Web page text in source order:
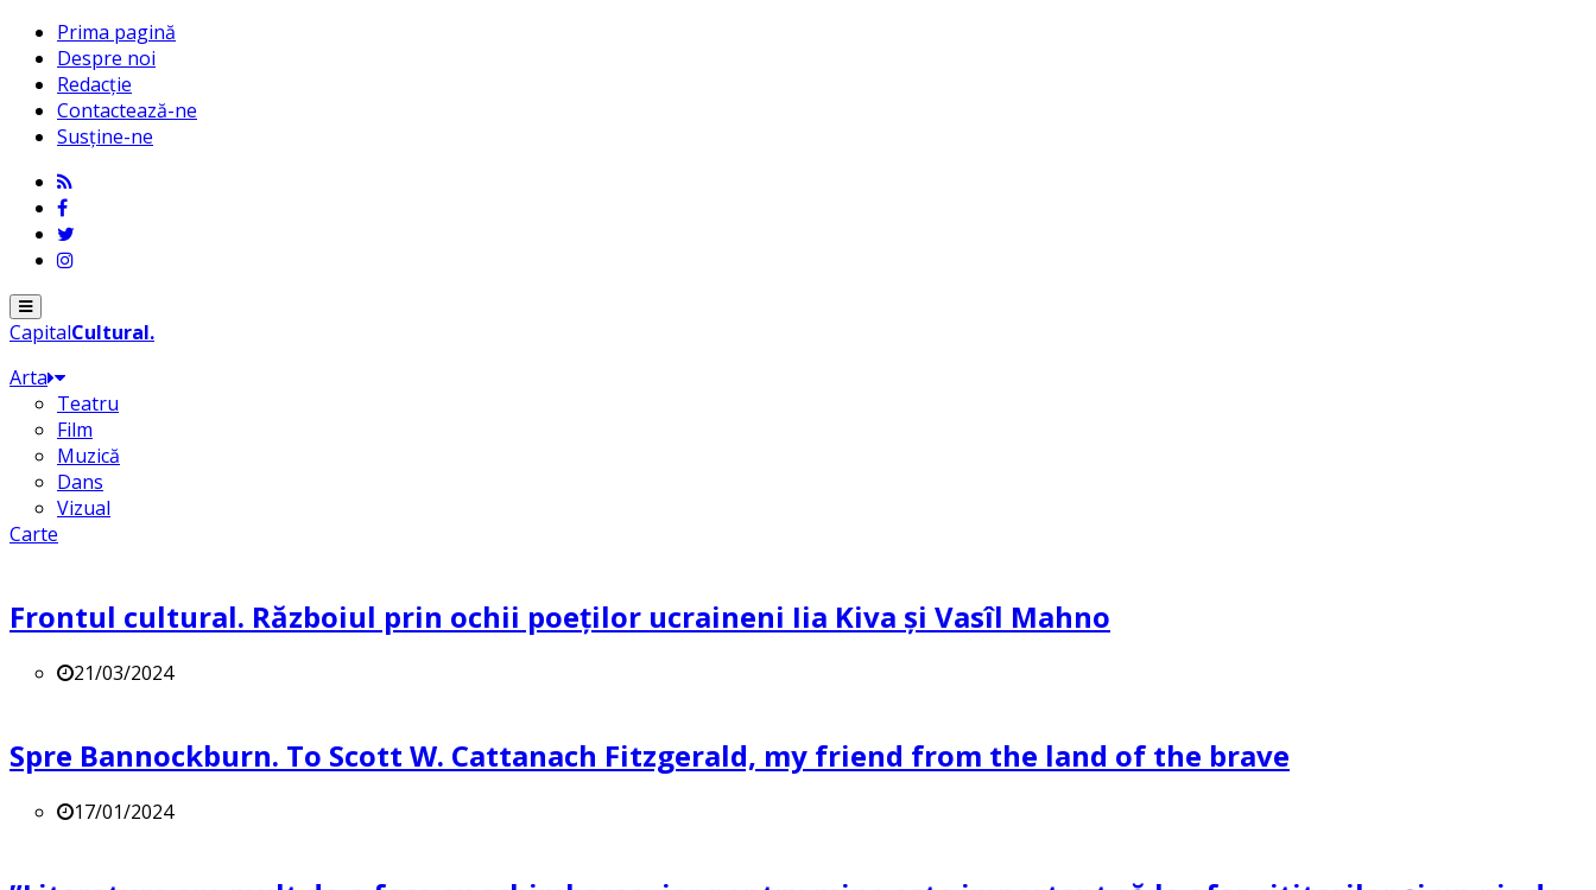
Prima pagină
Despre noi
Redacție
Contactează-ne
Susține-ne
Menu
CapitalCultural.
Arta
Teatru
Film
Muzică
Dans
Vizual
Carte
Frontul cultural. Războiul prin ochii poeților ucraineni Iia Kiva și Vasîl Mahno
21/03/2024
Spre Bannockburn. To Scott W. Cattanach Fitzgerald, my friend from the land of the brave
17/01/2024